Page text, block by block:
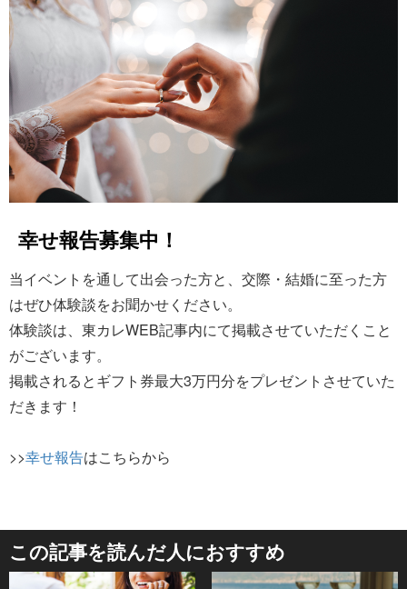
幸せ報告募集中！
当イベントを通して出会った方と、交際・結婚に至った方
はぜひ体験談をお聞かせください。
体験談は、東カレWEB記事内にて掲載させていただくこと
がございます。
掲載されるとギフト券最大3万円分をプレゼントさせていた
だきます！
>>幸せ報告はこちらから
この記事を読んだ人におすすめ